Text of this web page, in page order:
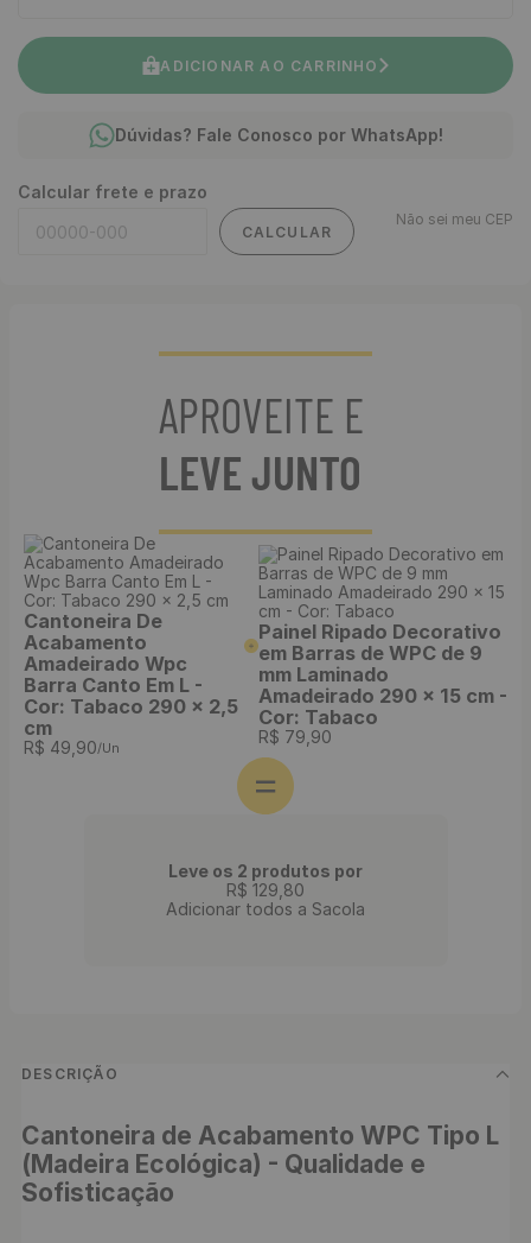
ADICIONAR AO CARRINHO
Dúvidas? Fale Conosco por WhatsApp!
Calcular frete e prazo
CALCULAR
Não sei meu CEP
APROVEITE E
LEVE JUNTO
Cantoneira De
Acabamento
Amadeirado Wpc
Barra Canto Em L -
Cor: Tabaco 290 x 2,5
cm
R$ 49 90/Un
Painel Ripado Decorativo
em Barras de WPC de 9
mm Laminado
Amadeirado 290 x 15 cm -
Cor: Tabaco
R$ 79 90
Leve os 2 produtos por
R$ 129 80
Adicionar todos a Sacola
DESCRIÇÃO
Cantoneira de Acabamento WPC Tipo L
(Madeira Ecológica) - Qualidade e
Sofisticação